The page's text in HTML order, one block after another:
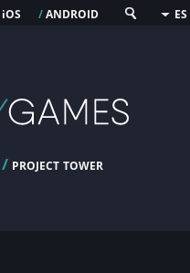
ios /android ES
/ project tower